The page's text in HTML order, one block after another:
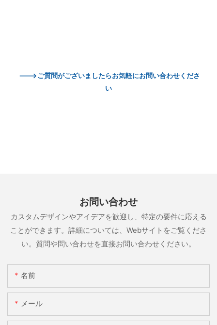
--->ご質問がございましたらお気軽にお問い合わせくださ
い
お問い合わせ
カスタムデザインやアイデアを歓迎し、特定の要件に応える
ことができます。詳細については、Webサイトをご覧くださ
い。質問や問い合わせを直接お問い合わせください。
名前
メール